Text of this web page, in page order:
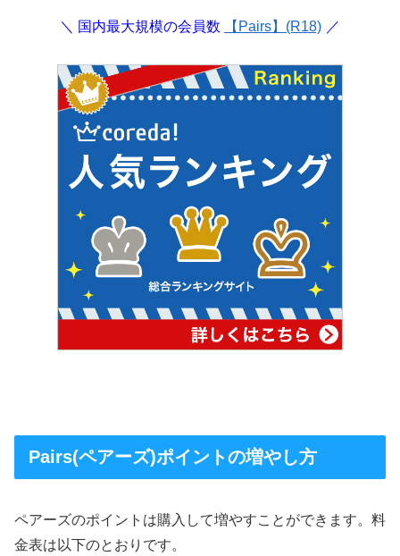
＼ 国内最大規模の会員数 【Pairs】(R18) ／
Pairs(ペアーズ)ポイントの増やし方
ペアーズのポイントは購入して増やすことができます。料
金表は以下のとおりです。